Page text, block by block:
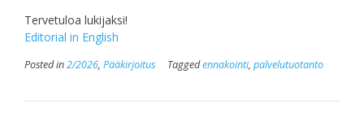
Tervetuloa lukijaksi!
Editorial in English
Posted in2/2026, Pääkirjoitus Taggedennakointi, palvelutuotanto